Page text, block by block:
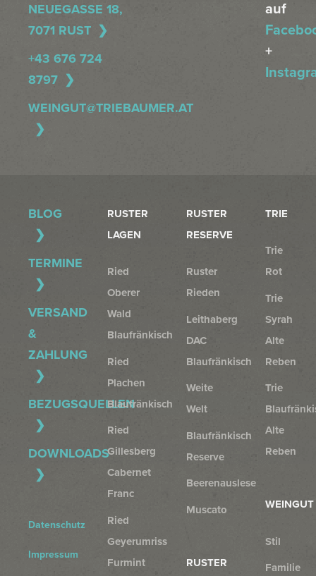
NEUEGASSE 18,
7071 RUST
+43 676 724
8797
WEINGUT@TRIEBAUMER.AT
auf
+
BLOG
TERMINE
VERSAND
&
ZAHLUNG
BEZUGSQUELLEN
DOWNLOADS
Datenschutz
Impressum
RUSTER
LAGEN
Ried
Oberer
Wald
Blaufränkisch
Ried
Plachen
Blaufränkisch
Ried
Gillesberg
Cabernet
Franc
Ried
Geyerumriss
Furmint
RUSTER
RESERVE
Ruster
Rieden
Leithaberg
DAC
Blaufränkisch
Weite
Welt
Blaufränkisch
Reserve
Beerenauslese
Muscato
RUSTER
TRIE
Trie
Rot
Trie
Syrah
Alte
Reben
Trie
Alte
Reben
WEINGUT
Stil
Familie